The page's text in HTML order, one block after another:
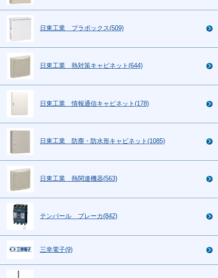
日東工業 プラボックス(509)
日東工業 熱対策キャビネット(644)
日東工業 情報通信キャビネット(178)
日東工業 防塵・防水形キャビネット(1085)
日東工業 熱関連機器(563)
テンパール ブレーカ(842)
三幸電子(9)